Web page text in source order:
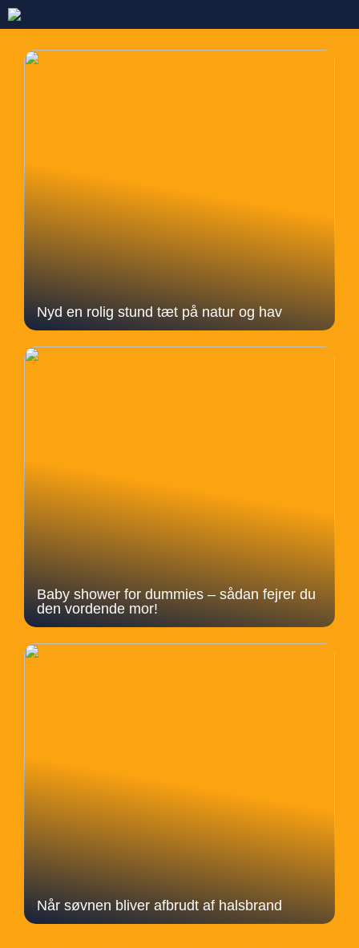
Nyd en rolig stund tæt på natur og hav
Baby shower for dummies – sådan fejrer du
den vordende mor!
Når søvnen bliver afbrudt af halsbrand